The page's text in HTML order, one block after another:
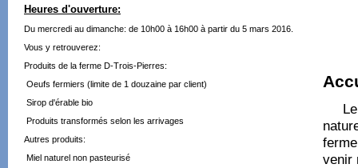
Heures d'ouverture:
Du mercredi au dimanche: de 10h00 à 16h00 à partir du 5 mars 2016.
Vous y retrouverez:
Produits de la ferme D-Trois-Pierres:
Oeufs fermiers (limite de 1 douzaine par client)
Sirop d'érable bio
Produits transformés selon les arrivages
Autres produits:
Miel naturel non pasteurisé
venir